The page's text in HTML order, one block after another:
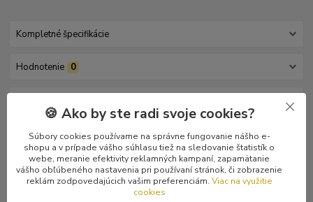
Kompletné špecifikácie
Hodnotenie 0
Kompletné špecifikácie
Červené logo na bielom podklade. Okrúhla nášivka s priemerom
6,5 cm.
🍪 Ako by ste radi svoje cookies?
Súbory cookies používame na správne fungovanie nášho e-
shopu a v prípade vášho súhlasu tiež na sledovanie štatistík o
webe, meranie efektivity reklamných kampaní, zapamätanie
vášho obľúbeného nastavenia pri používaní stránok, či zobrazenie
reklám zodpovedajúcich vašim preferenciám. Viac na využitie
cookies